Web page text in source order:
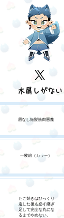
​木屑しがない
眉なし短髪筋肉悪魔
一枚絵（カラー）
たこ焼きはひっくり
返した後も必ず継ぎ
足して完全な丸にな
るまでやめない。